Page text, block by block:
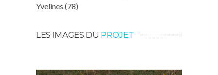
Yvelines (78)
LES IMAGES DU PROJET